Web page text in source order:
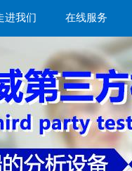
进我们 在线服务